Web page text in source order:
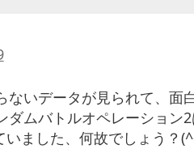
ないデータが見られて、
ダムバトルオペレーショ
いました、何故でしょう？